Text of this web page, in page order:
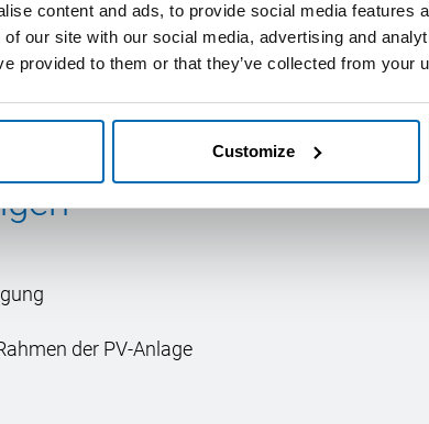
content and ads, to provide social media features
our site with our social media, advertising and
provided to them or that they’ve collected from your
Customize
der PV-Anlage